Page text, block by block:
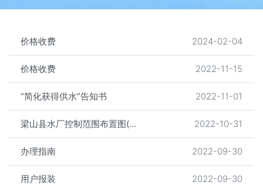
价格收费 2024-02-04
价格收费 2022-11-15
“简化获得供水”告知书 2022-11-01
梁山县水厂控制范围布置图(无填充)3 2022-10-31
办理指南 2022-09-30
用户报装 2022-09-30